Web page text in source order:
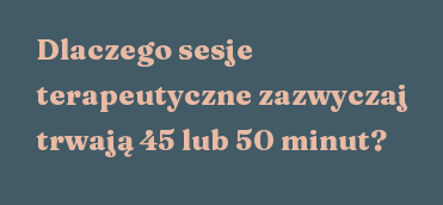
Dlaczego sesje
terapeutyczne zazwyczaj
trwają 45 lub 50 minut?